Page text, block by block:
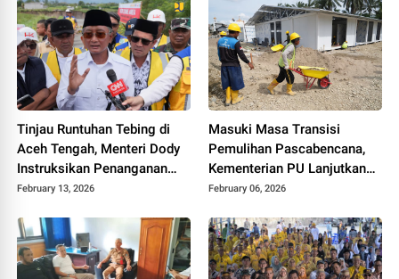
Tinjau Runtuhan Tebing di
Aceh Tengah, Menteri Dody
Instruksikan Penanganan
Komprehensif Sesuai Arahan
February 13, 2026
Masuki Masa Transisi
Pemulihan Pascabencana,
Kementerian PU Lanjutkan
Program Rehabilitasi
Provinsi Aceh
February 06, 2026